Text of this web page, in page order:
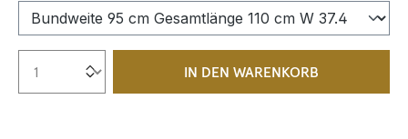
Produkt Anzahl: Gib den
IN DEN WARENKORB